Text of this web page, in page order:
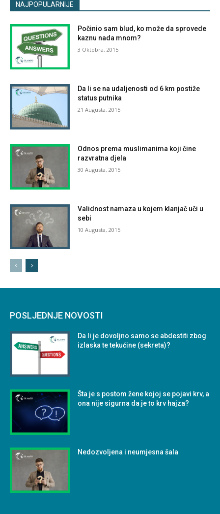
NAJPOPULARNIJE
Počinio sam blud, ko može da sprovede
kaznu nada mnom?
3 Oktobra, 2015
Da li se na udaljenosti od 6 km postiže
status putnika
21 Augusta, 2015
Odnos prema muslimanima koji čine
razvratna djela
30 Augusta, 2015
Validnost namaza u kojem klanjač uči u
sebi
10 Augusta, 2015
POSLJEDNJE NOVOSTI
Da li je dovoljno samo se abdestiti zbog
izlaska te tekućine (sekreta)?
Šta je s postom žene kojoj se pojavi krv, a
ona nije sigurna da je to krv hajza?
Nedozvoljena i neumjesna šala